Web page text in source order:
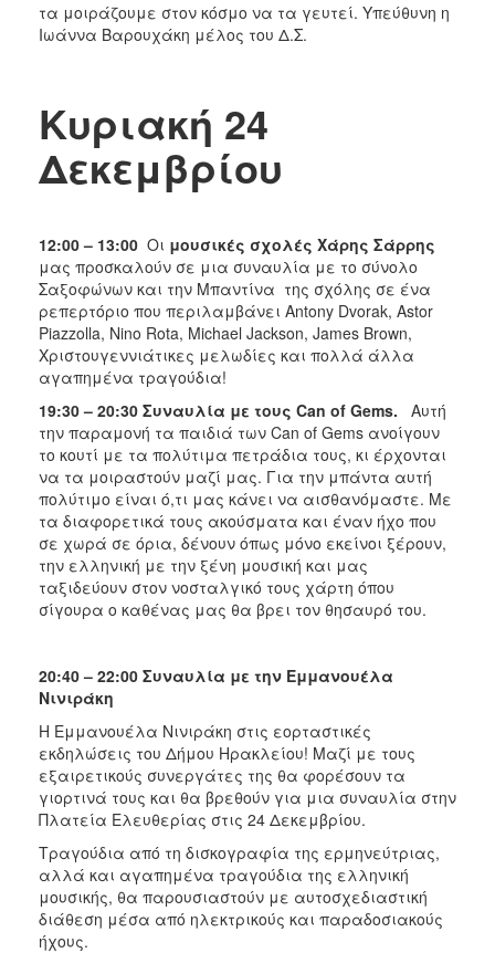
τα μοιράζουμε στον κόσμο να τα γευτεί. Υπεύθυνη η
Ιωάννα Βαρουχάκη μέλος του Δ.Σ.
Κυριακή 24
Δεκεμβρίου
12:00 – 13:00 Οι μουσικές σχολές Χάρης Σάρρης
μας προσκαλούν σε μια συναυλία με το σύνολο
Σαξοφώνων και την Μπαντίνα της σχόλης σε ένα
ρεπερτόριο που περιλαμβάνει Antony Dvorak, Astor
Piazzolla, Nino Rota, Michael Jackson, James Brown,
Χριστουγεννιάτικες μελωδίες και πολλά άλλα
αγαπημένα τραγούδια!
19:30 – 20:30 Συναυλία με τους Can of Gems.
Αυτή
την παραμονή τα παιδιά των Can of Gems ανοίγουν
το κουτί με τα πολύτιμα πετράδια τους, κι έρχονται
να τα μοιραστούν μαζί μας. Για την μπάντα αυτή
πολύτιμο είναι ό,τι μας κάνει να αισθανόμαστε. Με
τα διαφορετικά τους ακούσματα και έναν ήχο που
σε χωρά σε όρια, δένουν όπως μόνο εκείνοι ξέρουν,
την ελληνική με την ξένη μουσική και μας
ταξιδεύουν στον νοσταλγικό τους χάρτη όπου
σίγουρα ο καθένας μας θα βρει τον θησαυρό του.
20:40 – 22:00 Συναυλία με την Εμμανουέλα
Νινιράκη
Η Εμμανουέλα Νινιράκη στις εορταστικές
εκδηλώσεις του Δήμου Ηρακλείου! Μαζί με τους
εξαιρετικούς συνεργάτες της θα φορέσουν τα
γιορτινά τους και θα βρεθούν για μια συναυλία στην
Πλατεία Ελευθερίας στις 24 Δεκεμβρίου.
Τραγούδια από τη δισκογραφία της ερμηνεύτριας,
αλλά και αγαπημένα τραγούδια της ελληνική
μουσικής, θα παρουσιαστούν με αυτοσχεδιαστική
διάθεση μέσα από ηλεκτρικούς και παραδοσιακούς
ήχους.